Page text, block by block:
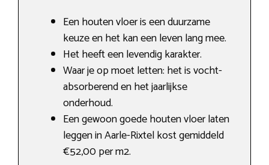
Een houten vloer is een duurzame
keuze en het kan een leven lang mee.
Het heeft een levendig karakter.
Waar je op moet letten: het is vocht-
absorberend en het jaarlijkse
onderhoud.
Een gewoon goede houten vloer laten
leggen in Aarle-Rixtel kost gemiddeld
€52,00 per m2.